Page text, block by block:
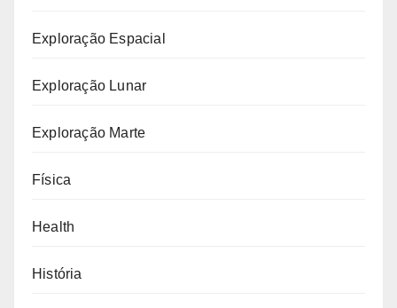
Exploração Espacial
Exploração Lunar
Exploração Marte
Física
Health
História